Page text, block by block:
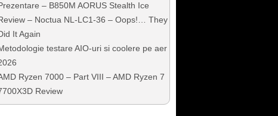
– B850M AORUS Stealth Ice
– Noctua NL-LC1-36 – Oops!… They
It Again
testare AIO-uri si coolere pe aer
Ryzen 7000 – Part VIII – AMD Ryzen 7
Review